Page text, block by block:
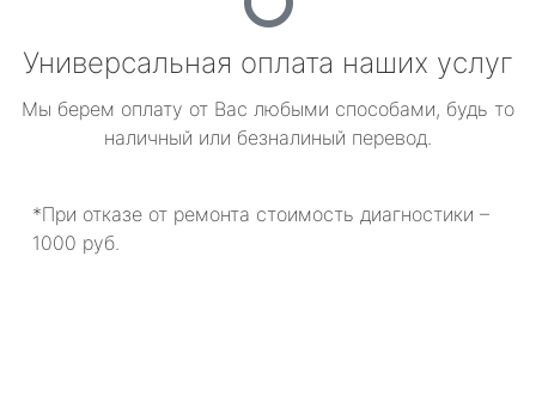
Универсальная оплата наших услуг
Мы берем оплату от Вас любыми способами, будь то
наличный или безналиный перевод.
*При отказе от ремонта стоимость диагностики –
1000 руб.